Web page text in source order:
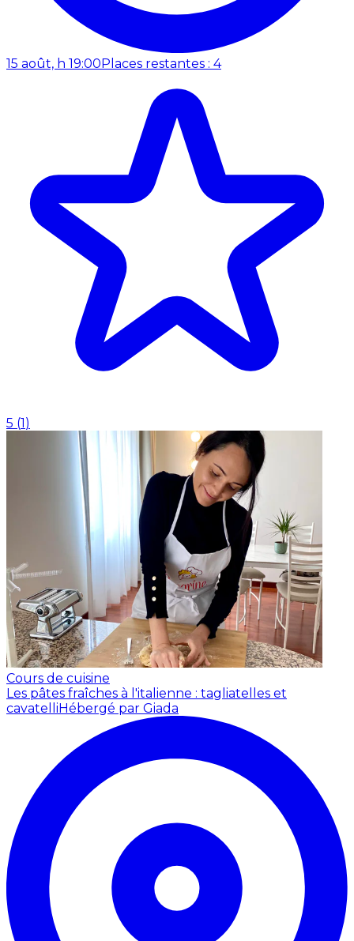
15 août, h 19:00 Places restantes : 4
5 (1 )
Cours de cuisine
Les pâtes fraîches à l'italienne : tagliatelles et
cavatelli Hébergé par Giada